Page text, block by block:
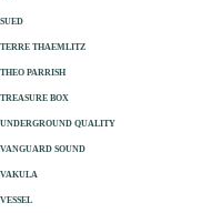
SUED
TERRE THAEMLITZ
THEO PARRISH
TREASURE BOX
UNDERGROUND QUALITY
VANGUARD SOUND
VAKULA
VESSEL